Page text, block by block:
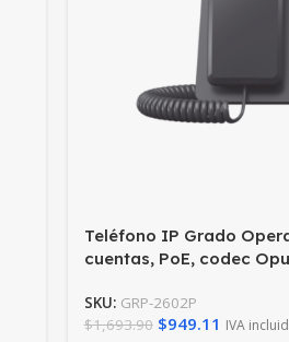
Teléfono IP Grado
cuentas, PoE, codec
SKU: GRP-2602P
$1,693.90 $949.11 IVA